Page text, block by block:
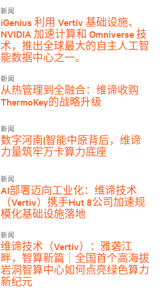
新闻
iGenius 利用 Vertiv 基础设施、
NVIDIA 加速计算和 Omniverse 技
术，推出全球最大的自主人工智
能数据中心之一。
新闻
从热管理到全融合：维谛收购
ThermoKey的战略升级
新闻
数字河南|智能中原背后，维谛
力量筑牢万卡算力底座
新闻
AI部署迈向工业化：维谛技术
（Vertiv）携手Hut 8公司加速规
模化基础设施落地
新闻
维谛技术（Vertiv）：雅砻江
畔，智算新篇｜全国首个高海拔
岩洞智算中心如何点亮绿色算力
新纪元